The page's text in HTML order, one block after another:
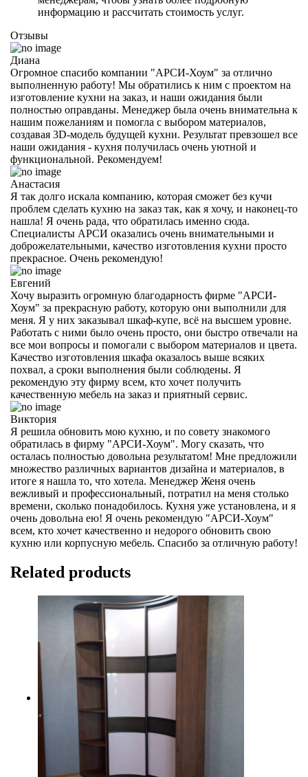
информацию и рассчитать стоимость услуг.
Отзывы
Диана
Огромное спасибо компании "АРСИ-Хоум" за отлично
выполненную работу! Мы обратились к ним с проектом на
изготовление кухни на заказ, и наши ожидания были
полностью оправданы. Менеджер была очень внимательна к
нашим пожеланиям и помогла с выбором материалов,
создавая 3D-модель будущей кухни. Результат превзошел все
наши ожидания - кухня получилась очень уютной и
функциональной. Рекомендуем!
Анастасия
Я так долго искала компанию, которая сможет без кучи
проблем сделать кухню на заказ так, как я хочу, и наконец-то
нашла! Я очень рада, что обратилась именно сюда.
Специалисты АРСИ оказались очень внимательными и
доброжелательными, качество изготовления кухни просто
прекрасное. Очень рекомендую!
Евгений
Хочу выразить огромную благодарность фирме "АРСИ-
Хоум" за прекрасную работу, которую они выполнили для
меня. Я у них заказывал шкаф-купе, всё на высшем уровне.
Работать с ними было очень просто, они быстро отвечали на
все мои вопросы и помогали с выбором материалов и цвета.
Качество изготовления шкафа оказалось выше всяких
похвал, а сроки выполнения были соблюдены. Я
рекомендую эту фирму всем, кто хочет получить
качественную мебель на заказ и приятный сервис.
Виктория
Я решила обновить мою кухню, и по совету знакомого
обратилась в фирму "АРСИ-Хоум". Могу сказать, что
осталась полностью довольна результатом! Мне предложили
множество различных вариантов дизайна и материалов, в
итоге я нашла то, что хотела. Менеджер Женя очень
вежливый и профессиональный, потратил на меня столько
времени, сколько понадобилось. Кухня уже установлена, и я
очень довольна ею! Я очень рекомендую "АРСИ-Хоум"
всем, кто хочет качественно и недорого обновить свою
кухню или корпусную мебель. Спасибо за отличную работу!
Related products